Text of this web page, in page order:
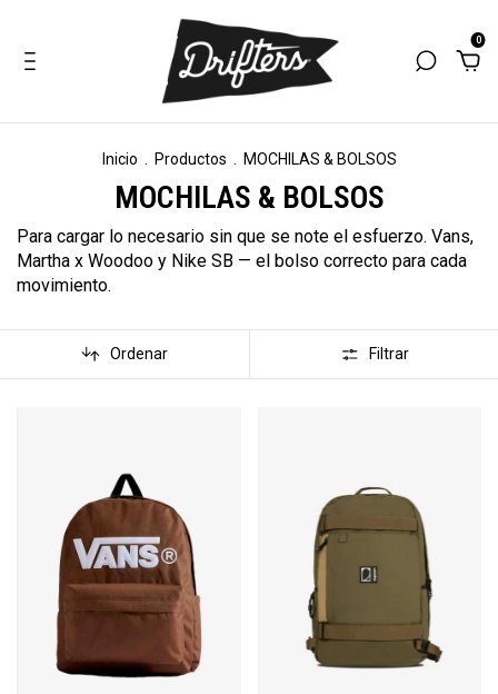
0
Inicio Productos MOCHILAS & BOLSOS
MOCHILAS & BOLSOS
Para cargar lo necesario sin que se note el esfuerzo. Vans,
Martha x Woodoo y Nike SB — el bolso correcto para cada
movimiento.
Ordenar Filtrar